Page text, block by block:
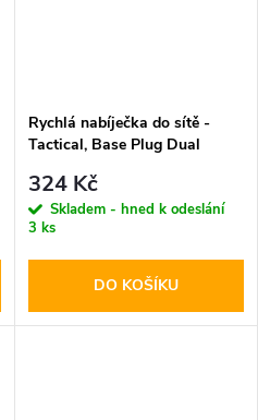
Rychlá nabíječka do sítě -
Tactical, Base Plug Dual
324 Kč
Skladem - hned k odeslání
3 ks
DO KOŠÍKU